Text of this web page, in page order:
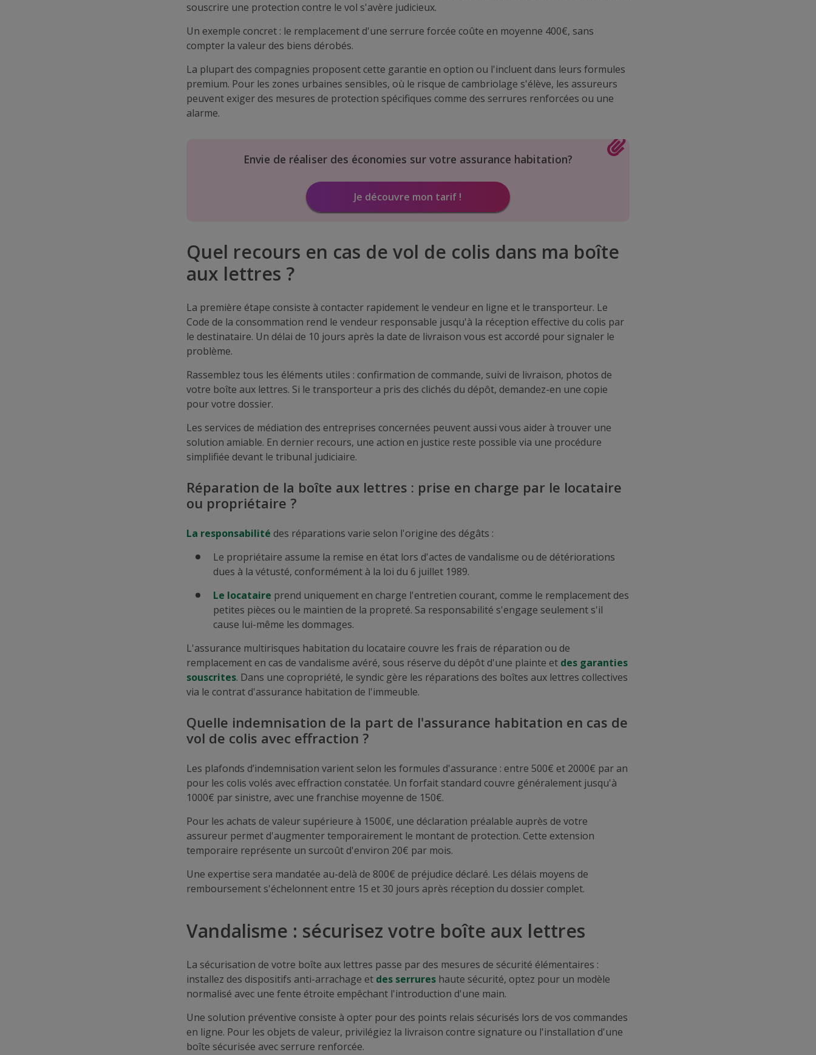
souscrire une protection contre le vol s'avère judicieux.
Un exemple concret : le remplacement d'une serrure forcée coûte en moyenne 400€, sans
compter la valeur des biens dérobés.
La plupart des compagnies proposent cette garantie en option ou l'incluent dans leurs formules
premium. Pour les zones urbaines sensibles, où le risque de cambriolage s'élève, les assureurs
peuvent exiger des mesures de protection spécifiques comme des serrures renforcées ou une
alarme.
Envie de réaliser des économies sur votre assurance habitation?
Je découvre mon tarif !
Quel recours en cas de vol de colis dans ma boîte
aux lettres ?
La première étape consiste à contacter rapidement le vendeur en ligne et le transporteur. Le
Code de la consommation rend le vendeur responsable jusqu'à la réception effective du colis par
le destinataire. Un délai de 10 jours après la date de livraison vous est accordé pour signaler le
problème.
Rassemblez tous les éléments utiles : confirmation de commande, suivi de livraison, photos de
votre boîte aux lettres. Si le transporteur a pris des clichés du dépôt, demandez-en une copie
pour votre dossier.
Les services de médiation des entreprises concernées peuvent aussi vous aider à trouver une
solution amiable. En dernier recours, une action en justice reste possible via une procédure
simplifiée devant le tribunal judiciaire.
Réparation de la boîte aux lettres : prise en charge par le locataire
ou propriétaire ?
La responsabilité des réparations varie selon l'origine des dégâts :
Le propriétaire assume la remise en état lors d'actes de vandalisme ou de détériorations
dues à la vétusté, conformément à la loi du 6 juillet 1989.
Le locataire prend uniquement en charge l'entretien courant, comme le remplacement des
petites pièces ou le maintien de la propreté. Sa responsabilité s'engage seulement s'il
cause lui-même les dommages.
L'assurance multirisques habitation du locataire couvre les frais de réparation ou de
remplacement en cas de vandalisme avéré, sous réserve du dépôt d'une plainte et des garanties
souscrites. Dans une copropriété, le syndic gère les réparations des boîtes aux lettres collectives
via le contrat d'assurance habitation de l'immeuble.
Quelle indemnisation de la part de l'assurance habitation en cas de
vol de colis avec effraction ?
Les plafonds d’indemnisation varient selon les formules d'assurance : entre 500€ et 2000€ par an
pour les colis volés avec effraction constatée. Un forfait standard couvre généralement jusqu'à
1000€ par sinistre, avec une franchise moyenne de 150€.
Pour les achats de valeur supérieure à 1500€, une déclaration préalable auprès de votre
assureur permet d'augmenter temporairement le montant de protection. Cette extension
temporaire représente un surcoût d'environ 20€ par mois.
Une expertise sera mandatée au-delà de 800€ de préjudice déclaré. Les délais moyens de
remboursement s'échelonnent entre 15 et 30 jours après réception du dossier complet.
Vandalisme : sécurisez votre boîte aux lettres
La sécurisation de votre boîte aux lettres passe par des mesures de sécurité élémentaires :
installez des dispositifs anti-arrachage et des serrures haute sécurité, optez pour un modèle
normalisé avec une fente étroite empêchant l'introduction d'une main.
Une solution préventive consiste à opter pour des points relais sécurisés lors de vos commandes
en ligne. Pour les objets de valeur, privilégiez la livraison contre signature ou l'installation d'une
boîte sécurisée avec serrure renforcée.